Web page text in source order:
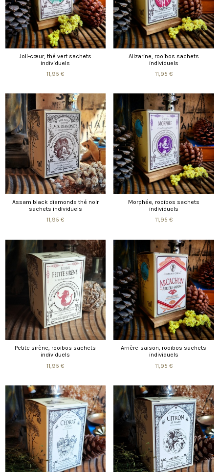
Joli-cœur, thé vert sachets
individuels
11,95 €
Alizarine, rooibos sachets
individuels
11,95 €
Assam black diamonds thé noir
sachets individuels
11,95 €
Morphée, rooibos sachets
individuels
11,95 €
Petite sirène, rooibos sachets
individuels
11,95 €
Arrière-saison, rooibos sachets
individuels
11,95 €